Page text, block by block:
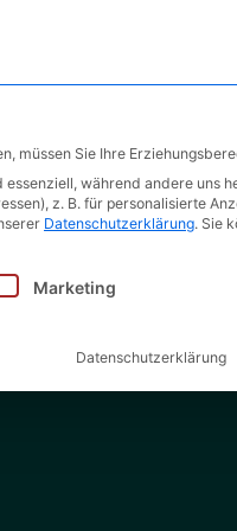
müssen Sie Ihre
während andere uns
z. B. für personalisierte
Datenschutzerklärung. Sie
werden kann. Die
Marketing
Datenschutzerklärung